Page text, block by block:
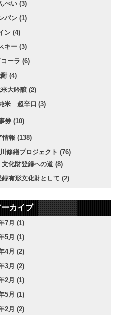
べい (3)
パン (1)
ン (4)
キー (3)
コーラ (6)
(4)
大吟醸 (2)
米 超辛口 (3)
券 (10)
情報 (138)
修繕プロジェクト (76)
化財登録への道 (8)
有形文化財として (2)
ーカイブ
7月 (1)
5月 (1)
4月 (2)
3月 (2)
2月 (1)
5月 (1)
2月 (2)